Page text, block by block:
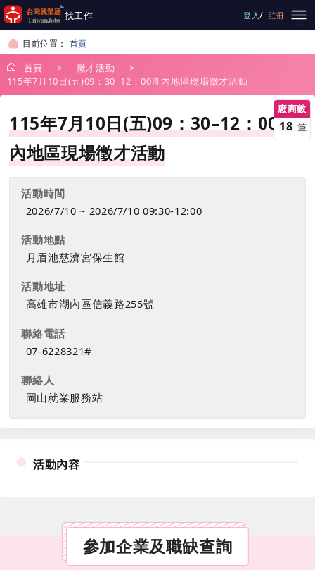
跳到主要內容
找工作 登入/ 註冊
目前位置： 首頁
首頁
徵才活動
115年7月10日(五)09：30–12：00湖內地區現場徵才活動
115年7月10日(五)09：30–12：00湖
內地區現場徵才活動
廠商數
18 筆
活動時間
2026/7/10 ~ 2026/7/10 09:30-12:00
活動地點
月眉池慈濟宮保生館
活動地址
高雄市湖內區信義路255號
聯絡電話
07-6228321#
聯絡人
岡山就業服務站
活動內容
參加企業及職缺查詢